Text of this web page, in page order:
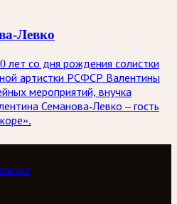
Левко
лет со дня рождения солистки
артистки РСФСР Валентины
мероприятий, внучка
Семанова-Левко – гость